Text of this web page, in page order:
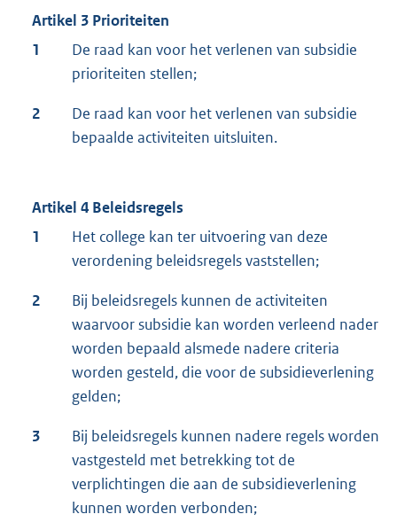
Artikel 3 Prioriteiten
1
De raad kan voor het verlenen van subsidie
prioriteiten stellen;
2
De raad kan voor het verlenen van subsidie
bepaalde activiteiten uitsluiten.
Artikel 4 Beleidsregels
1
Het college kan ter uitvoering van deze
verordening beleidsregels vaststellen;
2
Bij beleidsregels kunnen de activiteiten
waarvoor subsidie kan worden verleend nader
worden bepaald alsmede nadere criteria
worden gesteld, die voor de subsidieverlening
gelden;
3
Bij beleidsregels kunnen nadere regels worden
vastgesteld met betrekking tot de
verplichtingen die aan de subsidieverlening
kunnen worden verbonden;